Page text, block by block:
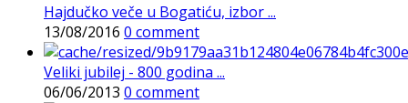
Hajdučko veče u Bogatiću, izbor ...
13/08/2016 0 comment
Veliki jubilej - 800 godina ...
06/06/2013 0 comment